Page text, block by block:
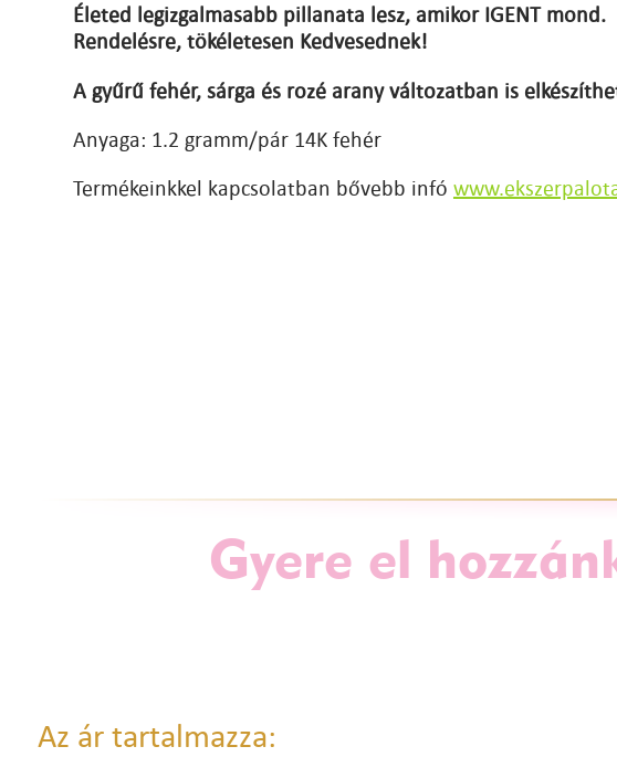
Életed legizgalmasabb pillanata lesz, amikor IGENT mond.
Rendelésre, tökéletesen Kedvesednek!
A gyűrű fehér, sárga és rozé arany változatban is
Anyaga: 1.2 gramm/pár 14K fehér
Termékeinkkel kapcsolatban bővebb infó
Gyere el
Az ár tartalmazza: